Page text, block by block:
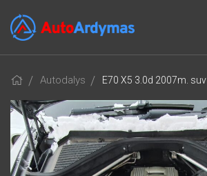
Autodalys E70 X5 3.0d 2007m. suv